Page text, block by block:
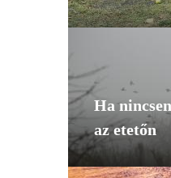
Ha
az etetőn